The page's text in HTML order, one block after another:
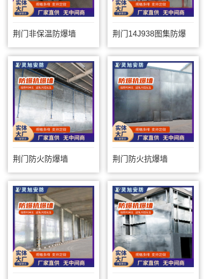
荆门非保温防爆墙 荆门14J938图集防爆
墙
荆门防火防爆墙 荆门防火抗爆墙